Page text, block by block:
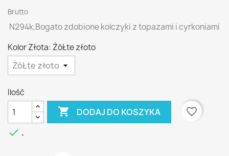
Brutto
N294k,Bogato zdobione kolczyki z topazami i cyrkoniami
Kolor Złota: ŻóŁte złoto
Ilość
 DODAJ DO KOSZYKA
favorite_border
 .